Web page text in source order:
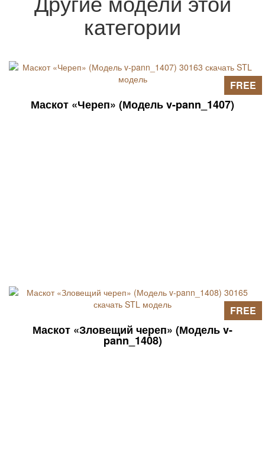
В ArtCAM этот векторный файл можно
использовать для создания объемных
на страницах сайта).
категории
Маскот «Череп» (Модель v-pann_1407)
FREE
Маскот «Зловещий череп» (Модель v-
pann_1408)
FREE